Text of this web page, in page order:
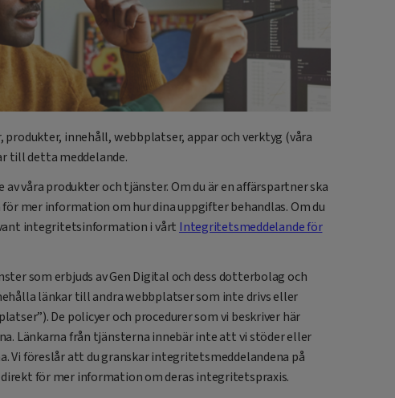
innehåll, webbplatser, appar och verktyg (våra
till detta meddelande.
av våra produkter och tjänster. Om du är en affärspartner ska
mer information om hur dina uppgifter behandlas. Om du
integritetsinformation i vårt Integritetsmeddelande för
som erbjuds av Gen Digital och dess dotterbolag och
länkar till andra webbplatser som inte drivs eller
De policyer och procedurer som vi beskriver här
Länkarna från tjänsterna innebär inte att vi stöder eller
Vi föreslår att du granskar integritetsmeddelandena på
för mer information om deras integritetspraxis.